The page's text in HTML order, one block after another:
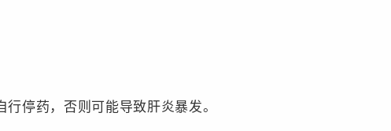
停药，否则可能导致肝炎暴发。